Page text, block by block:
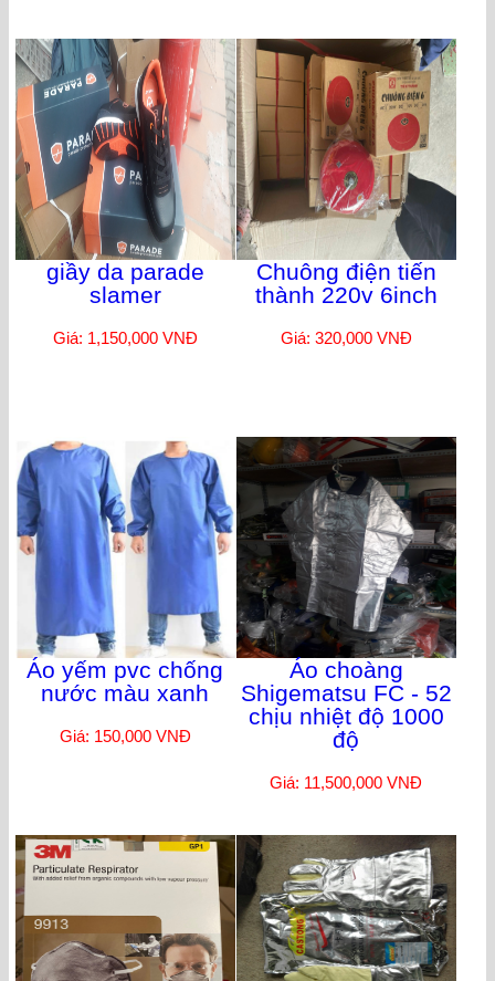
giầy da parade
slamer
Giá: 1,150,000 VNĐ
Chuông điện tiến
thành 220v 6inch
Giá: 320,000 VNĐ
Áo yếm pvc chống
nước màu xanh
Giá: 150,000 VNĐ
Áo choàng
Shigematsu FC - 52
chịu nhiệt độ 1000
độ
Giá: 11,500,000 VNĐ